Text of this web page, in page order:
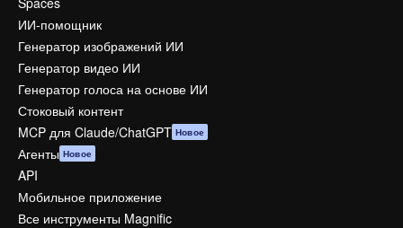
ИИ-помощник
Генератор изображений ИИ
Генератор видео ИИ
Генератор голоса на основе ИИ
Стоковый контент
MCP для Claude/ChatGPT Новое
Агенты Новое
API
Мобильное приложение
Все инструменты Magnific